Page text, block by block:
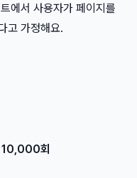
에서 사용자가 페이지를
고 가정해요.
10,000회